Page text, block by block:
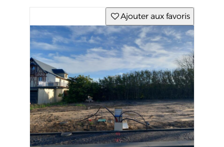
Ajouter aux favoris